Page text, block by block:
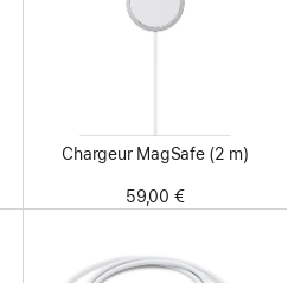
Chargeur MagSafe (2 m)
59,00 €